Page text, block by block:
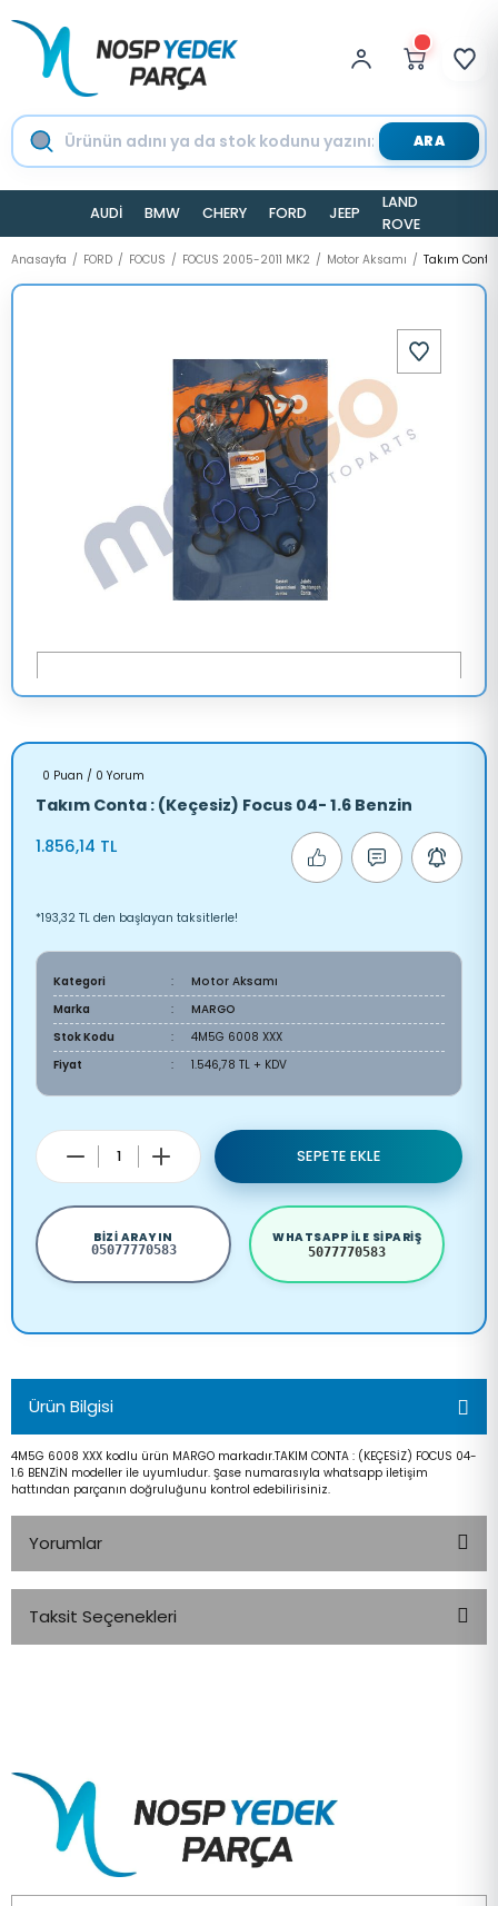
ARA
AUDİ BMW CHERY FORD JEEP
LAND
ROVER
Anasayfa FORD FOCUS FOCUS 2005-2011 MK2 Motor Aksamı Takım
0 Puan / 0 Yorum
Takım Conta : (Keçesiz) Focus 04- 1.6 Benzin
1.856,14 TL
*193,32 TL den başlayan taksitlerle!
Kategori
Motor Aksamı
Marka
MARGO
Stok Kodu
4M5G 6008 XXX
Fiyat
1.546,78 TL + KDV
SEPETE EKLE
BIZI ARAYIN
05077770583
WHATSAPP ILE SIPARIŞ
5077770583
Ürün Bilgisi
4M5G 6008 XXX kodlu ürün MARGO markadır.TAKIM CONTA : (KEÇESİZ) FOCUS 04-
1.6 BENZİN modeller ile uyumludur. Şase numarasıyla whatsapp iletişim
hattından parçanın doğruluğunu kontrol edebilirisiniz.
Yorumlar
Taksit Seçenekleri